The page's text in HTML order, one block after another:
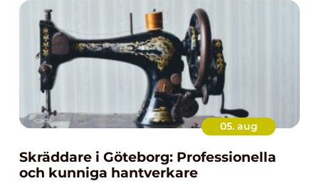
05. aug
Skräddare i Göteborg: Professionella
och kunniga hantverkare